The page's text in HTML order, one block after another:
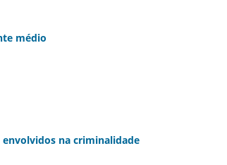
médio
na criminalidade